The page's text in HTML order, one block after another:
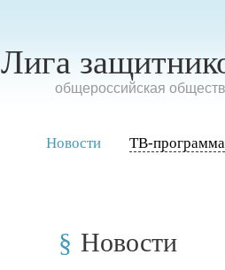
Лига
oбщероссийская
Новости ТВ-программа
Новости